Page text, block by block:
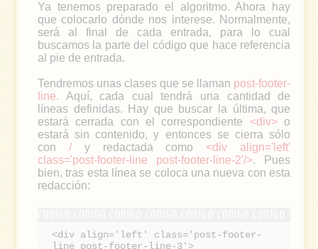
Ya tenemos preparado el algoritmo. Ahora hay
que colocarlo dónde nos interese. Normalmente,
será al final de cada entrada, para lo cual
buscamos la parte del código que hace referencia
al pie de entrada.
Tendremos unas clases que se llaman post-footer-
line. Aquí, cada cual tendrá una cantidad de
líneas definidas. Hay que buscar la última, que
estará cerrada con el correspondiente <div>o
estará sin contenido, y entonces se cierra sólo
con /y redactada como <div align='left'
class='post-footer-line post-footer-line-2'/>. Pues
bien, tras esta línea se coloca una nueva con esta
redacción:
<div align='left' class='post-footer-
line post-footer-line-3'>